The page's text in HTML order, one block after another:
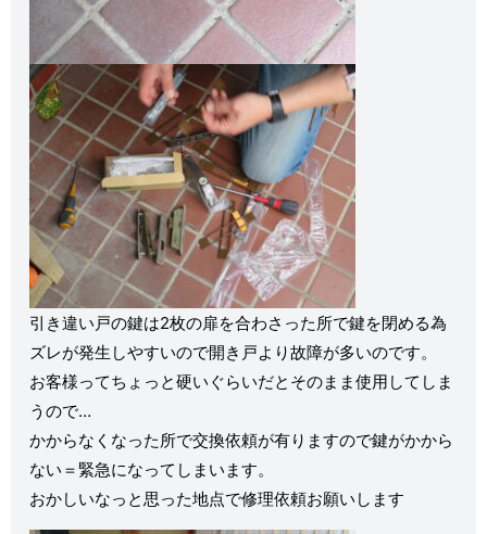
引き違い戸の鍵は2枚の扉を合わさった所で鍵を閉める為
ズレが発生しやすいので開き戸より故障が多いのです。
お客様ってちょっと硬いぐらいだとそのまま使用してしま
うので…
かからなくなった所で交換依頼が有りますので鍵がかから
ない＝緊急になってしまいます。
おかしいなっと思った地点で修理依頼お願いします